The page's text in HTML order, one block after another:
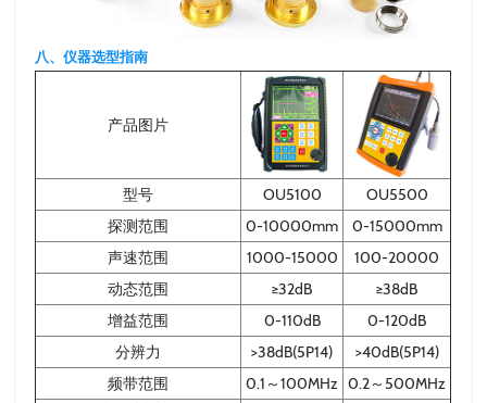
八、仪器选型指南
产品图片
型号 OU5100
OU5500
探测范围
0-10000mm
0-15000mm
声速范围
1000-15000
100-20000
动态范围
≥32dB
≥38dB
增益范围
0-110dB
0-120dB
分辨力
>38dB(5P14)
>40dB(5P14)
频带范围
0.1～100MHz 0.2～500MHz